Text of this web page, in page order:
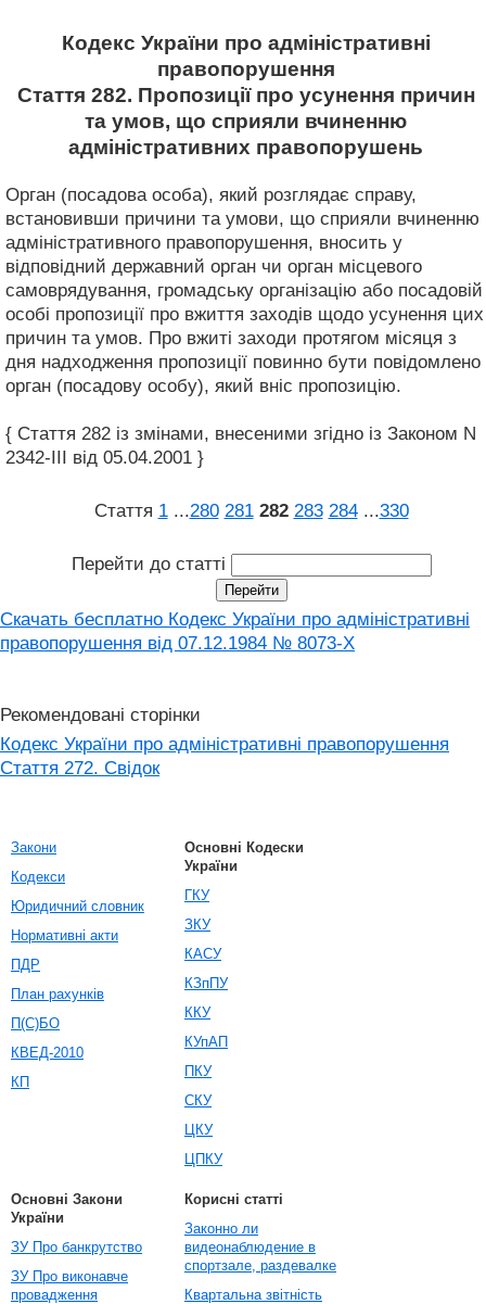
Кодекс України про адміністративні
правопорушення
Стаття 282. Пропозиції про усунення причин
та умов, що сприяли вчиненню
адміністративних правопорушень
Орган (посадова особа), який розглядає справу,
встановивши причини та умови, що сприяли вчиненню
адміністративного правопорушення, вносить у
відповідний державний орган чи орган місцевого
самоврядування, громадську організацію або посадовій
особі пропозиції про вжиття заходів щодо усунення цих
причин та умов. Про вжиті заходи протягом місяця з
дня надходження пропозиції повинно бути повідомлено
орган (посадову особу), який вніс пропозицію.
{ Стаття 282 із змінами, внесеними згідно із Законом N
2342-III від 05.04.2001 }
Стаття 1 ...280 281 282 283 284 ...330
Перейти до статті
Скачать бесплатно Кодекс України про адміністративні
правопорушення вiд 07.12.1984 № 8073-X
Рекомендовані сторінки
Кодекс України про адміністративні правопорушення
Стаття 272. Свідок
Закони
Кодекси
Юридичний словник
Нормативні акти
ПДР
План рахунків
П(С)БО
КВЕД-2010
КП
Основні Кодески
України
ГКУ
ЗКУ
КАСУ
КЗпПУ
ККУ
КУпАП
ПКУ
СКУ
ЦКУ
ЦПКУ
Основні Закони
України
ЗУ Про банкрутство
ЗУ Про виконавче
провадження
Корисні статті
Законно ли
видеонаблюдение в
спортзале, раздевалке
Квартальна звітність